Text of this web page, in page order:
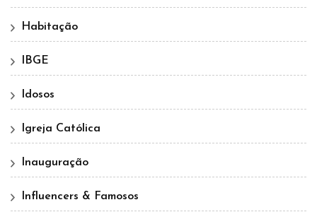
Habitação
IBGE
Idosos
Igreja Católica
Inauguração
Influencers & Famosos